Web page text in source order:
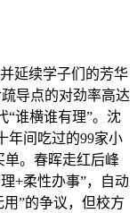
延续学子们的芳华
导点的对劲率高达
“谁横谁有理”。沈
年间吃过的99家小
单。春晖走红后峰
+柔性办事”，自动
”的争议，但校方